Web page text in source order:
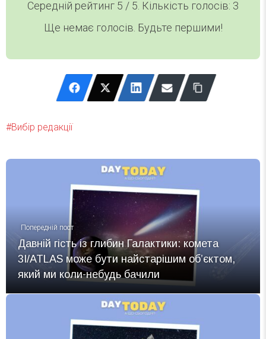
Середній рейтинг 5 / 5. Кількість голосів: 3
Ще немає голосів. Будьте першими!
Вибір редакції
Попередній пост
Давній гість із глибин Галактики: комета
3I/ATLAS може бути найстарішим об’єктом,
який ми коли-небудь бачили